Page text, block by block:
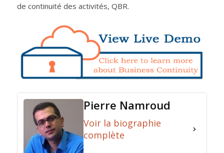
de continuité des activités, QBR.
Pierre Namroud
Voir la biographie
complète